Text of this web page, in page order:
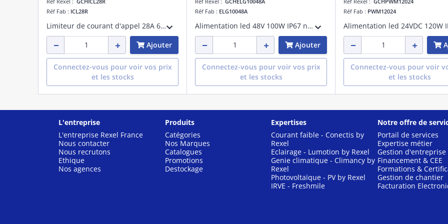
Réf Fab : ICL28R
Limiteur de courant d'appel 28A 6000µF DIN-rail
Ajouter
Connectez-vous pour voir vos prix
et les stocks
Réf Fab : ELG10048A
Alimentation led 48V 100W IP67 non réglable
Ajouter
Connectez-vous pour voir vos prix
et les stocks
Réf Fab : PWM12024
Connectez-vous pour voir
et les stocks
L'entreprise
L'entreprise Rexel France
Nous contacter
Nous recrutons
Ethique
Nos agences
Produits
Catégories
Nos Marques
Catalogues
Promotions
Destockage
Expertises
Courant faible - Conectis by
Rexel
Eclairage - Lumotion by Rexel
Genie climatique - Climancy by
Rexel
Photovoltaïque - PV by Rexel
IRVE - Freshmile
Notre offre de
Portail de services
Expertise métier
Gestion d'entreprise
Financement & CEE
Formations &
Gestion de chantier
Facturation